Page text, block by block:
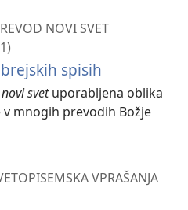
NOVI SVET
spisih
svetuporabljena oblika
v mnogih prevodih Božje
VPRAŠANJA